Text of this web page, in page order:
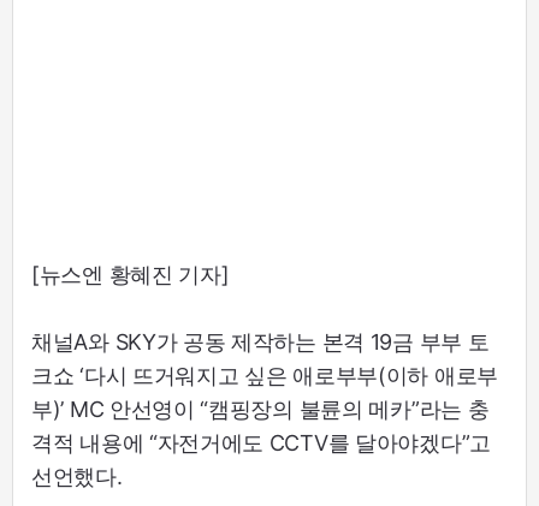
[뉴스엔 황혜진 기자]
채널A와 SKY가 공동 제작하는 본격 19금 부부 토
크쇼 ‘다시 뜨거워지고 싶은 애로부부(이하 애로부
부)’ MC 안선영이 “캠핑장의 불륜의 메카”라는 충
격적 내용에 “자전거에도 CCTV를 달아야겠다”고
선언했다.